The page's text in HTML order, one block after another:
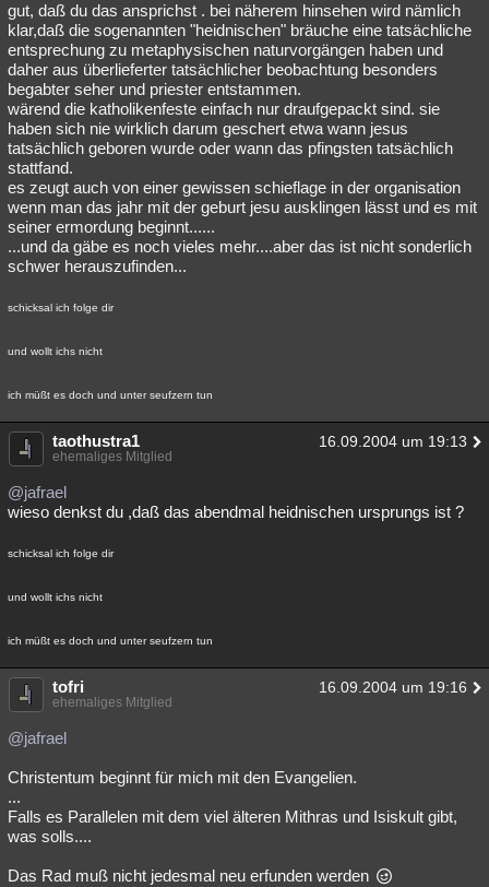
gut, daß du das ansprichst . bei näherem hinsehen wird nämlich
klar,daß die sogenannten "heidnischen" bräuche eine tatsächliche
entsprechung zu metaphysischen naturvorgängen haben und
daher aus überlieferter tatsächlicher beobachtung besonders
begabter seher und priester entstammen.
wärend die katholikenfeste einfach nur draufgepackt sind. sie
haben sich nie wirklich darum geschert etwa wann jesus
tatsächlich geboren wurde oder wann das pfingsten tatsächlich
stattfand.
es zeugt auch von einer gewissen schieflage in der organisation
wenn man das jahr mit der geburt jesu ausklingen lässt und es mit
seiner ermordung beginnt......
...und da gäbe es noch vieles mehr....aber das ist nicht sonderlich
schwer herauszufinden...
schicksal ich folge dir
und wollt ichs nicht
ich müßt es doch und unter seufzern tun
taothustra1 16.09.2004 um 19:13
ehemaliges Mitglied
@jafrael
wieso denkst du ,daß das abendmal heidnischen ursprungs ist ?
schicksal ich folge dir
und wollt ichs nicht
ich müßt es doch und unter seufzern tun
tofri 16.09.2004 um 19:16
ehemaliges Mitglied
@jafrael
Christentum beginnt für mich mit den Evangelien.
...
Falls es Parallelen mit dem viel älteren Mithras und Isiskult gibt,
was solls....
Das Rad muß nicht jedesmal neu erfunden werden